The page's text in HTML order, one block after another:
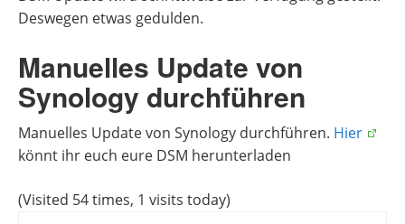
Deswegen etwas gedulden.
Manuelles Update von
Synology durchführen
Manuelles Update von Synology durchführen. Hier
könnt ihr euch eure DSM herunterladen
(Visited 54 times, 1 visits today)